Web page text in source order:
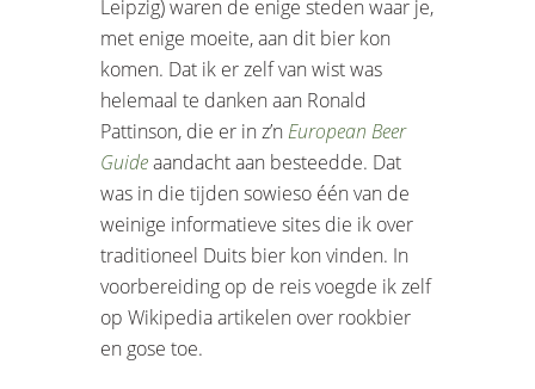
Leipzig) waren de enige steden waar je,
met enige moeite, aan dit bier kon
komen. Dat ik er zelf van wist was
helemaal te danken aan Ronald
Pattinson, die er in z’n European Beer
Guideaandacht aan besteedde. Dat
was in die tijden sowieso één van de
weinige informatieve sites die ik over
traditioneel Duits bier kon vinden. In
voorbereiding op de reis voegde ik zelf
op Wikipedia artikelen over rookbier
en gose toe.